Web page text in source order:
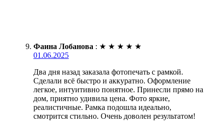
Фаина Лобанова : ★ ★ ★ ★ ★
01.06.2025
Два дня назад заказала фотопечать с рамкой.
Сделали всё быстро и аккуратно. Оформление
легкое, интуитивно понятное. Принесли прямо на
дом, приятно удивила цена. Фото яркие,
реалистичные. Рамка подошла идеально,
смотрится стильно. Очень доволен результатом!